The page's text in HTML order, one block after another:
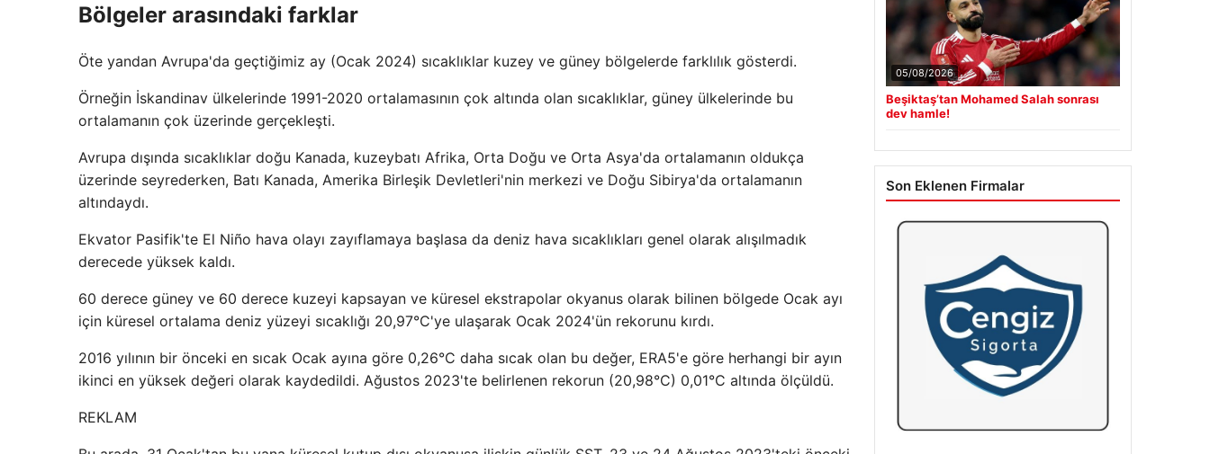
Bölgeler arasındaki farklar
Öte yandan Avrupa'da geçtiğimiz ay (Ocak 2024) sıcaklıklar kuzey ve güney bölgelerde farklılık gösterdi.
Örneğin İskandinav ülkelerinde 1991-2020 ortalamasının çok altında olan sıcaklıklar, güney ülkelerinde bu
ortalamanın çok üzerinde gerçekleşti.
Avrupa dışında sıcaklıklar doğu Kanada, kuzeybatı Afrika, Orta Doğu ve Orta Asya'da ortalamanın oldukça
üzerinde seyrederken, Batı Kanada, Amerika Birleşik Devletleri'nin merkezi ve Doğu Sibirya'da ortalamanın
altındaydı.
Ekvator Pasifik'te El Niño hava olayı zayıflamaya başlasa da deniz hava sıcaklıkları genel olarak alışılmadık
derecede yüksek kaldı.
60 derece güney ve 60 derece kuzeyi kapsayan ve küresel ekstrapolar okyanus olarak bilinen bölgede Ocak ayı
için küresel ortalama deniz yüzeyi sıcaklığı 20,97°C'ye ulaşarak Ocak 2024'ün rekorunu kırdı.
2016 yılının bir önceki en sıcak Ocak ayına göre 0,26°C daha sıcak olan bu değer, ERA5'e göre herhangi bir ayın
ikinci en yüksek değeri olarak kaydedildi. Ağustos 2023'te belirlenen rekorun (20,98°C) 0,01°C altında ölçüldü.
REKLAM
05/08/2026
Beşiktaş’tan Mohamed Salah sonrası
dev hamle!
Son Eklenen Firmalar